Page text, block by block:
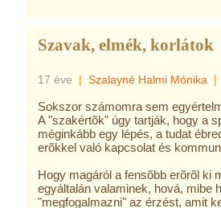
Szavak, elmék, korlátok
17 éve | Szalayné Halmi Mónika |
Sokszor számomra sem
A "szakértõk" úgy tartják, hogy a
méginkább egy lépés, a tudat
erõkkel való kapcsolat és
Hogy magáról a fensõbb erõrõl ki
egyáltalán valaminek, hová, mibe
"megfogalmazni" az érzést, amit